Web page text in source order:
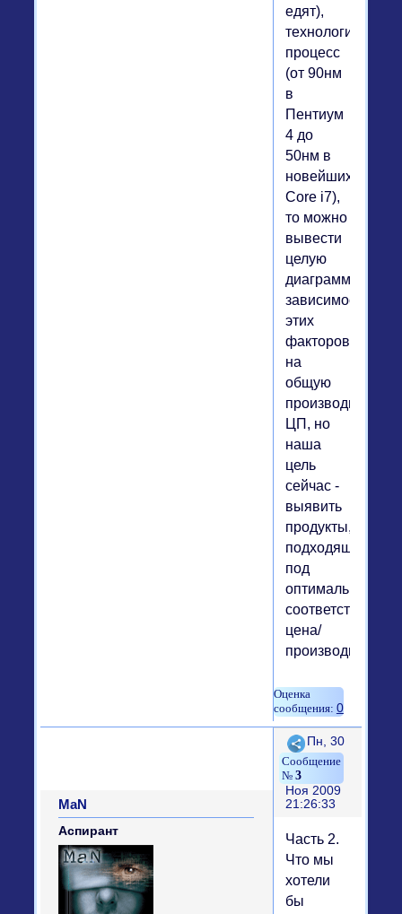
едят),
технологический
процесс
(от 90нм
в
Пентиум
4 до
50нм в
новейших
Core i7),
то можно
вывести
целую
диаграмму
зависимости
этих
факторов
на
общую
ЦП, но
наша
цель
сейчас -
выявить
продукты,
подходящие
под
оптимальное
соответствие
цена/
0
Поделиться
3
Пн, 30
Ноя 2009
21:26:33
MaN
Аспирант
Часть 2.
Что мы
хотели
бы